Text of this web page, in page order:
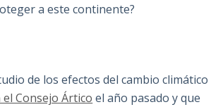
a este continente?
de los efectos del cambio climático
Consejo Ártico el año pasado y que